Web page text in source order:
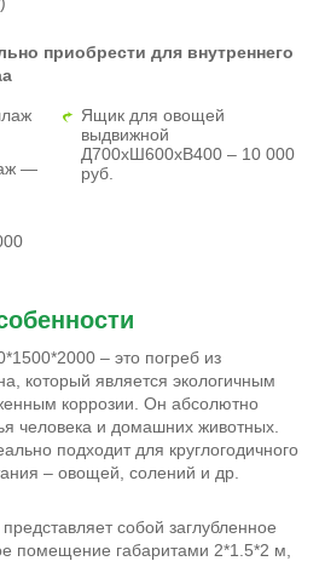
приобрести для внутреннего
—
Ящик для овощей
выдвижной
Д700хШ600хВ400 – 10 000
руб.
– это погреб из
который является экологичным
коррозии. Он абсолютно
человека и домашних животных.
подходит для круглогодичного
– овощей, солений и др.
собой заглубленное
помещение габаритами 2*1.5*2 м,